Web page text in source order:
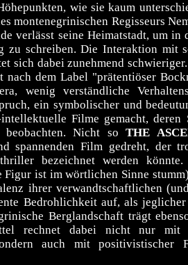
wie sie kaum
montenegrinischen Regisseurs
verlässt seine Heimatstadt, um
zu schreiben. Die Interaktion mit
sich dabei zunehmend
nach dem Label "prätentiöser
wenig verständliche
ein symbolischer und
Filme gemacht,
beobachten. Nicht soTHE
spannenden Film gedreht, der
bezeichnet werden
Figur ist im wörtlichen Sinne
ihrer verwandtschaftlichen
Bedrohlichkeit auf, als
Berglandschaft trägt
rechnet dabei nicht nur mit
auch mit positivistischer